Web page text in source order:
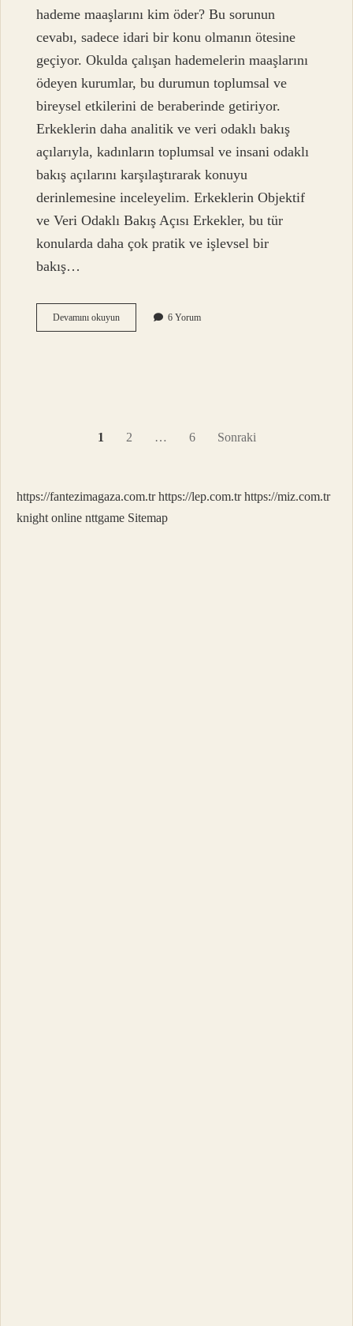
hademe maaşlarını kim öder? Bu sorunun
cevabı, sadece idari bir konu olmanın ötesine
geçiyor. Okulda çalışan hademelerin maaşlarını
ödeyen kurumlar, bu durumun toplumsal ve
bireysel etkilerini de beraberinde getiriyor.
Erkeklerin daha analitik ve veri odaklı bakış
açılarıyla, kadınların toplumsal ve insani odaklı
bakış açılarını karşılaştırarak konuyu
derinlemesine inceleyelim. Erkeklerin Objektif
ve Veri Odaklı Bakış Açısı Erkekler, bu tür
konularda daha çok pratik ve işlevsel bir
bakış…
Devamını okuyunOkul
hademe
6 Yorum
1 2 … 6 Sonraki
https://fantezimagaza.com.tr https://lep.com.tr https://miz.com.tr
knight online nttgame Sitemap